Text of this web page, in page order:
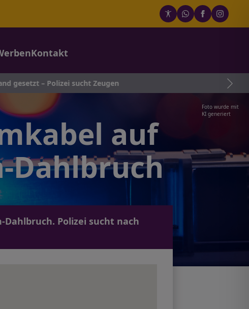
Kontakt
sucht Zeugen
Foto wurde mit
KI generiert
auf
Dahlbruch
Polizei sucht nach